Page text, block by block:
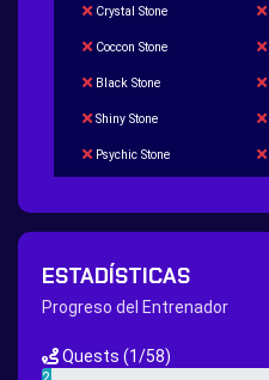
Crystal Stone
Coccon Stone
Black Stone
Shiny Stone
Psychic Stone
200 Great Ball Quest
Hippie Outfit Quest
New Continent Quest pt.1
ESTADÍSTICAS
Progreso del Entrenador
Quests (1/58)